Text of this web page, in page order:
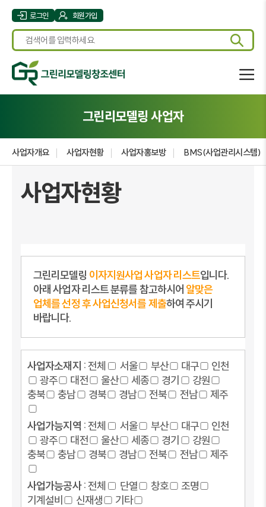
로그인 회원가입
그린리모델링 사업자
사업자개요 사업자현황 사업자홍보방 BMS(사업관리시스템)
사업자현황
그린리모델링 이자지원사업 사업자 리스트입니다.
아래 사업자 리스트 분류를 참고하시어 알맞은
업체를 선정 후 사업신청서를 제출하여 주시기
바랍니다.
사업자소재지 :전체 서울 부산 대구
인천
광주
대전 울산 세종 경기
강원
충북
충남 경북 경남 전북 전남 제주
사업가능지역 :전체 서울 부산 대구
인천
광주
대전 울산 세종 경기
강원
충북
충남 경북 경남 전북 전남 제주
사업가능공사 :전체 단열 창호
조명
기계설비
신재생
기타